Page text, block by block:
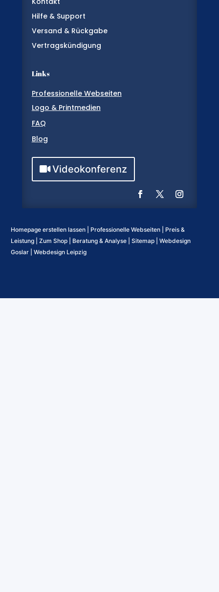
Hilfe & Support
Versand & Rückgabe
Vertragskündigung
Links
Professionelle Webseiten
Logo & Printmedien
FAQ
Blog
Videokonferenz
Homepage erstellen lassen Professionelle Webseiten
Preis &
Leistung
Zum Shop Beratung & Analyse| Sitemap| Webdesign
Goslar| Webdesign Leipzig